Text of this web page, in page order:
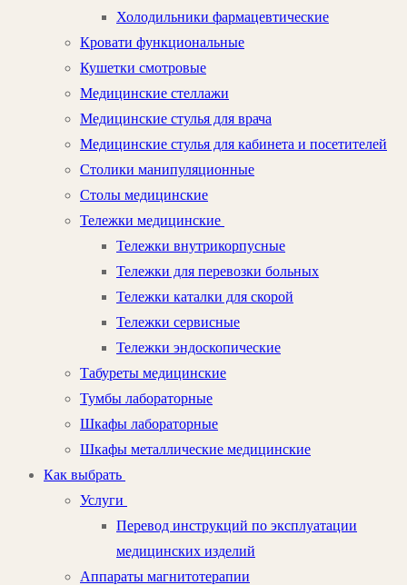
Холодильники фармацевтические
Кровати функциональные
Кушетки смотровые
Медицинские стеллажи
Медицинские стулья для врача
Медицинские стулья для кабинета и посетителей
Столики манипуляционные
Столы медицинские
Тележки медицинские
Тележки внутрикорпусные
Тележки для перевозки больных
Тележки каталки для скорой
Тележки сервисные
Тележки эндоскопические
Табуреты медицинские
Тумбы лабораторные
Шкафы лабораторные
Шкафы металлические медицинские
Как выбрать
Услуги
Перевод инструкций по эксплуатации
медицинских изделий
Аппараты магнитотерапии